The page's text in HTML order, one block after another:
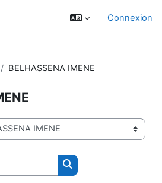
Connexion
BELHASSENA IMENE
Rechercher des cours